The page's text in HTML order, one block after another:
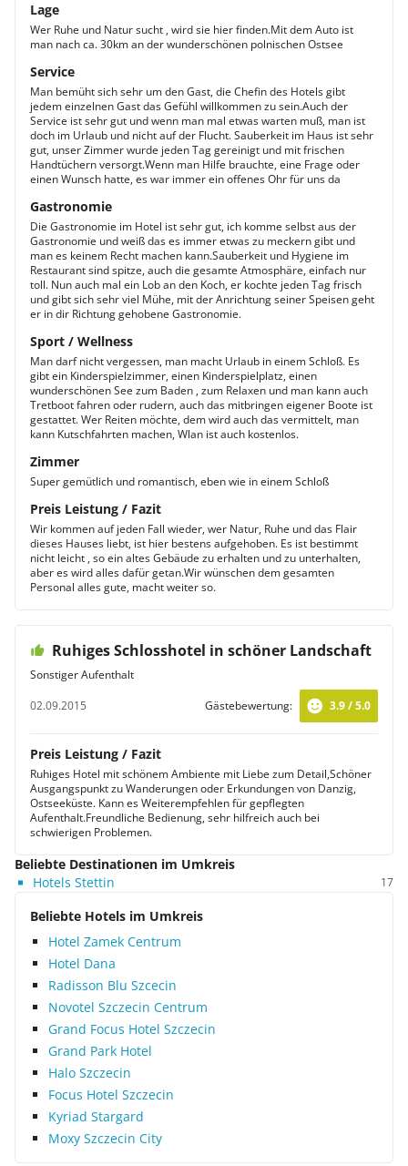
Lage
Wer Ruhe und Natur sucht , wird sie hier finden.Mit dem Auto ist
man nach ca. 30km an der wunderschönen polnischen Ostsee
Service
Man bemüht sich sehr um den Gast, die Chefin des Hotels gibt
jedem einzelnen Gast das Gefühl willkommen zu sein.Auch der
Service ist sehr gut und wenn man mal etwas warten muß, man ist
doch im Urlaub und nicht auf der Flucht. Sauberkeit im Haus ist sehr
gut, unser Zimmer wurde jeden Tag gereinigt und mit frischen
Handtüchern versorgt.Wenn man Hilfe brauchte, eine Frage oder
einen Wunsch hatte, es war immer ein offenes Ohr für uns da
Gastronomie
Die Gastronomie im Hotel ist sehr gut, ich komme selbst aus der
Gastronomie und weiß das es immer etwas zu meckern gibt und
man es keinem Recht machen kann.Sauberkeit und Hygiene im
Restaurant sind spitze, auch die gesamte Atmosphäre, einfach nur
toll. Nun auch mal ein Lob an den Koch, er kochte jeden Tag frisch
und gibt sich sehr viel Mühe, mit der Anrichtung seiner Speisen geht
er in dir Richtung gehobene Gastronomie.
Sport / Wellness
Man darf nicht vergessen, man macht Urlaub in einem Schloß. Es
gibt ein Kinderspielzimmer, einen Kinderspielplatz, einen
wunderschönen See zum Baden , zum Relaxen und man kann auch
Tretboot fahren oder rudern, auch das mitbringen eigener Boote ist
gestattet. Wer Reiten möchte, dem wird auch das vermittelt, man
kann Kutschfahrten machen, Wlan ist auch kostenlos.
Zimmer
Super gemütlich und romantisch, eben wie in einem Schloß
Preis Leistung / Fazit
Wir kommen auf jeden Fall wieder, wer Natur, Ruhe und das Flair
dieses Hauses liebt, ist hier bestens aufgehoben. Es ist bestimmt
nicht leicht , so ein altes Gebäude zu erhalten und zu unterhalten,
aber es wird alles dafür getan.Wir wünschen dem gesamten
Personal alles gute, macht weiter so.
Ruhiges Schlosshotel in schöner Landschaft
Sonstiger Aufenthalt
02.09.2015
Gästebewertung: 3.9 / 5.0
Preis Leistung / Fazit
Ruhiges Hotel mit schönem Ambiente mit Liebe zum Detail,Schöner
Ausgangspunkt zu Wanderungen oder Erkundungen von Danzig,
Ostseeküste. Kann es Weiterempfehlen für gepflegten
Aufenthalt.Freundliche Bedienung, sehr hilfreich auch bei
schwierigen Problemen.
Beliebte Destinationen im Umkreis
Hotels Stettin
17
Beliebte Hotels im Umkreis
Hotel Zamek Centrum
Hotel Dana
Radisson Blu Szcecin
Novotel Szczecin Centrum
Grand Focus Hotel Szczecin
Grand Park Hotel
Halo Szczecin
Focus Hotel Szczecin
Kyriad Stargard
Moxy Szczecin City